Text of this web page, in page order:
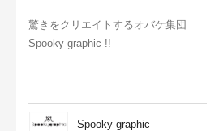
驚きをクリエイトするオバケ集団
Spooky graphic !!
Spooky graphic